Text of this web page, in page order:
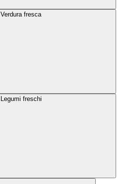
Verdura fresca
Legumi freschi